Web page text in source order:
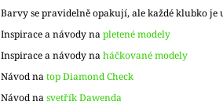
Barvy se pravidelně opakují, ale každé klubko
Inspirace a návody napletené modely
Inspirace a návody naháčkované modely
Návod natop Diamond Check
Návod nasvetřík Dawenda